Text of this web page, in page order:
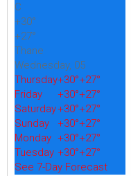
C
+30°
+27°
Thane
Wednesday, 05
Thursday+30°+27°
Friday
+30°+27°
Saturday+30°+27°
Sunday
+30°+27°
Monday +30°+27°
Tuesday +30°+27°
See 7-Day Forecast